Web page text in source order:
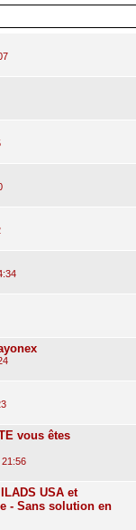
vous êtes
USA et
- Sans solution en